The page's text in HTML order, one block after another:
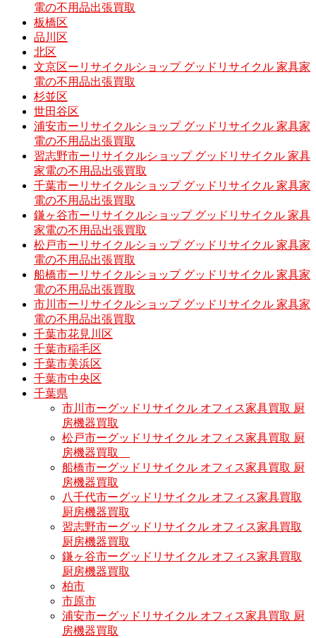
電の不用品出張買取
板橋区
品川区
北区
文京区ーリサイクルショップ グッドリサイクル 家具家
電の不用品出張買取
杉並区
世田谷区
浦安市ーリサイクルショップ グッドリサイクル 家具家
電の不用品出張買取
習志野市ーリサイクルショップ グッドリサイクル 家具
家電の不用品出張買取
千葉市ーリサイクルショップ グッドリサイクル 家具家
電の不用品出張買取
鎌ヶ谷市ーリサイクルショップ グッドリサイクル 家具
家電の不用品出張買取
松戸市ーリサイクルショップ グッドリサイクル 家具家
電の不用品出張買取
船橋市ーリサイクルショップ グッドリサイクル 家具家
電の不用品出張買取
市川市ーリサイクルショップ グッドリサイクル 家具家
電の不用品出張買取
千葉市花見川区
千葉市稲毛区
千葉市美浜区
千葉市中央区
千葉県
市川市ーグッドリサイクル オフィス家具買取 厨
房機器買取
松戸市ーグッドリサイクル オフィス家具買取 厨
房機器買取
船橋市ーグッドリサイクル オフィス家具買取 厨
房機器買取
八千代市ーグッドリサイクル オフィス家具買取
厨房機器買取
習志野市ーグッドリサイクル オフィス家具買取
厨房機器買取
鎌ヶ谷市ーグッドリサイクル オフィス家具買取
厨房機器買取
柏市
市原市
浦安市ーグッドリサイクル オフィス家具買取 厨
房機器買取